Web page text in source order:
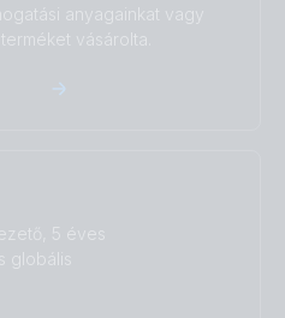
anyagainkat vagy
vásárolta.
5 éves
globális